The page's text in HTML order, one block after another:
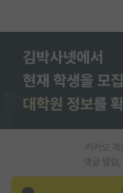
장학금/장학생 게시판
학술 정보 게시판
유학교육
카카오 계
댓글 알람